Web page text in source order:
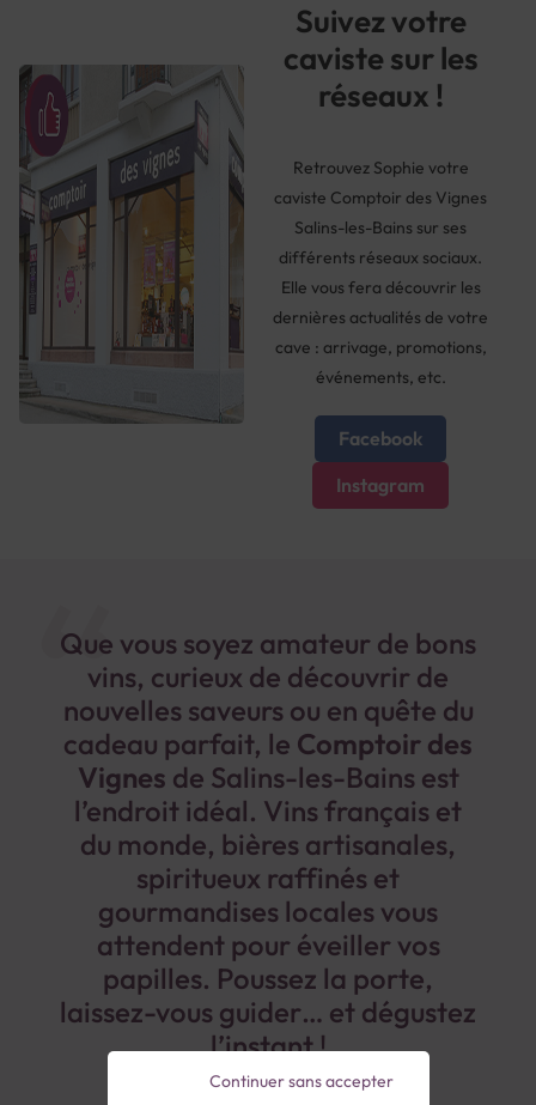
Suivez votre
caviste sur les
réseaux !
Retrouvez Sophie votre
caviste Comptoir des Vignes
Salins-les-Bains sur ses
différents réseaux sociaux.
Elle vous fera découvrir les
dernières actualités de votre
cave : arrivage, promotions,
événements, etc.
Facebook
Instagram
Que vous soyez amateur de bons
vins, curieux de découvrir de
nouvelles saveurs ou en quête du
cadeau parfait, le Comptoir des
Vignes de Salins-les-Bains est
l’endroit idéal. Vins français et
du monde, bières artisanales,
spiritueux raffinés et
gourmandises locales vous
attendent pour éveiller vos
papilles. Poussez la porte,
laissez-vous guider… et dégustez
l’instant !
Continuer sans accepter